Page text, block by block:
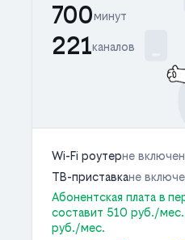
700минут
221каналов
Wi-Fi роутерне
ТВ-приставкане
Абонентская плата в
составит 510 руб./
руб./мес.